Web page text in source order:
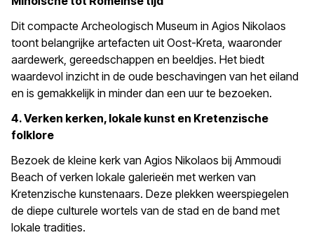
Dit compacte Archeologisch Museum in Agios Nikolaos
toont belangrijke artefacten uit Oost-Kreta, waaronder
aardewerk, gereedschappen en beeldjes. Het biedt
waardevol inzicht in de oude beschavingen van het eiland
en is gemakkelijk in minder dan een uur te bezoeken.
4. Verken kerken, lokale kunst en Kretenzische
folklore
Bezoek de kleine kerk van Agios Nikolaos bij Ammoudi
Beach of verken lokale galerieën met werken van
Kretenzische kunstenaars. Deze plekken weerspiegelen
de diepe culturele wortels van de stad en de band met
lokale tradities.